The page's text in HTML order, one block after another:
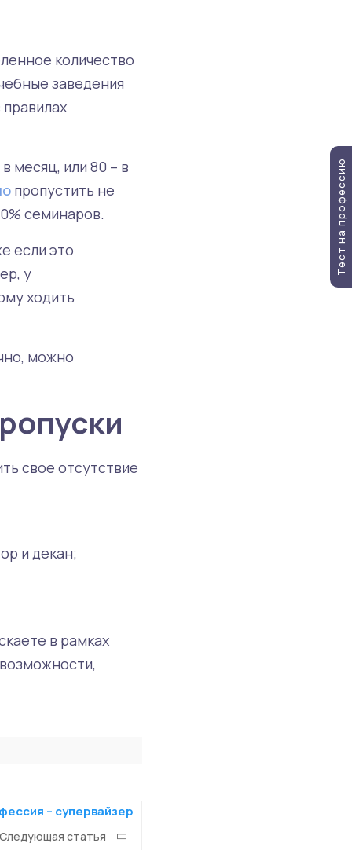
количество
заведения
месяц, или 80 – в
пропустить не
семинаров.
если это
у
ходить
можно
свое отсутствие
и декан;
в рамках
– супервайзер
Следующая статья
Тест на профессию